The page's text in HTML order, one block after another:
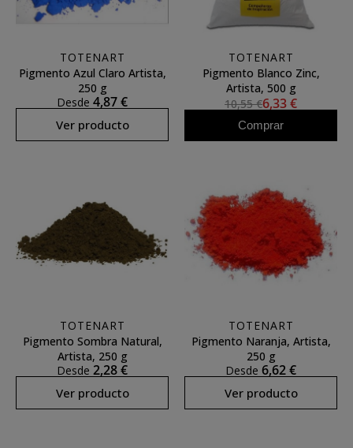
TOTENART
Pigmento Azul Claro Artista,
250 g
Desde 4,87 €
Ver producto
TOTENART
Pigmento Blanco Zinc,
Artista, 500 g
10,55 €6,33 €
Comprar
TOTENART
Pigmento Sombra Natural,
Artista, 250 g
Desde 2,28 €
Ver producto
TOTENART
Pigmento Naranja, Artista,
250 g
Desde 6,62 €
Ver producto